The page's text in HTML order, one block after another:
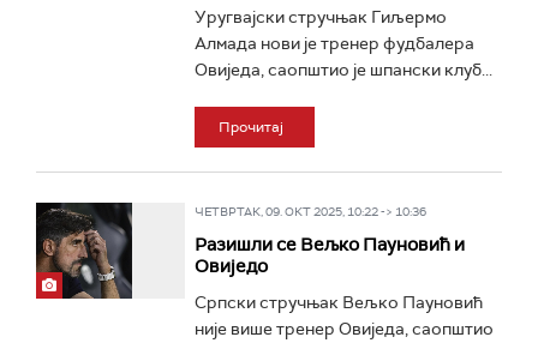
Уругвајски стручњак Гиљермо
Алмада нови је тренер фудбалера
Овиједа, саопштио је шпански клуб...
Прочитај
ЧЕТВРТАК, 09. ОКТ 2025, 10:22 -> 10:36
Разишли се Вељко Пауновић и
Овиједо
Српски стручњак Вељко Пауновић
није више тренер Овиједа, саопштио